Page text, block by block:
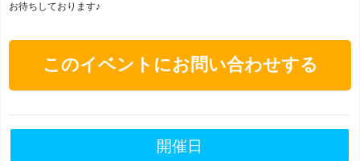
お待ちしております♪
このイベントにお問い合わせする
開催日